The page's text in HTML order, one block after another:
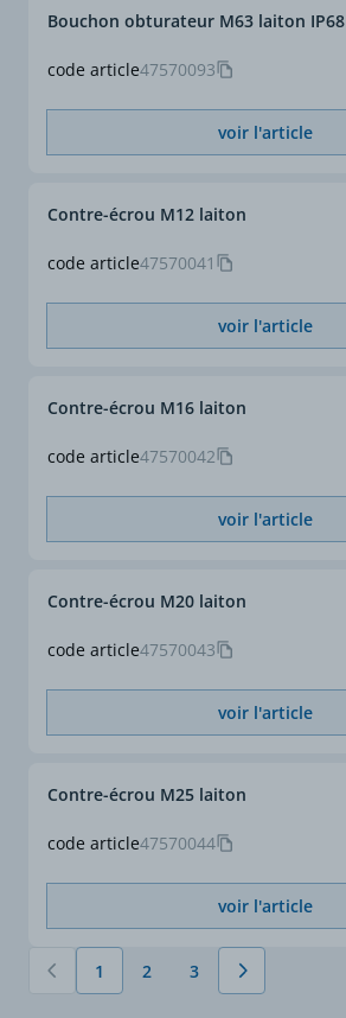
code article47570093
Bouchon obturateur M63 laiton IP68
voir l'article
code article47570041
Contre-écrou M12 laiton
voir l'article
code article47570042
Contre-écrou M16 laiton
voir l'article
code article47570043
Contre-écrou M20 laiton
voir l'article
code article47570044
Contre-écrou M25 laiton
voir l'article
Vous lisez actuellement la page
1 Page
2 Page
3